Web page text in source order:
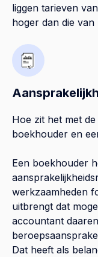
liggen tarieven
hoger dan die
Hoe zit het met
boekhouder en
Een boekhouder
werkzaamheden
uitbrengt dat
accountant
Dat heeft als